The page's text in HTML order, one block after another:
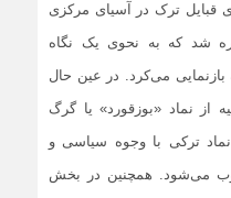
قبایل ترک در آسیای مرکزی
شد که به نحوی یک نگاه
می‌کرد. در عین حال
از نماد «بوزقورد» یا گرگ‌
ترکی با وجوه سیاسی و
می‌شود. همچنین در بخش